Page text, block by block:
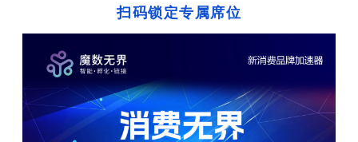
扫码锁定专属席位